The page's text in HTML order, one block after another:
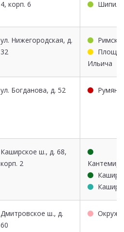
4, корп. 6
ул. Нижегородская, д.
32
Ильича
ул. Богданова, д. 52
Каширское ш., д. 68,
корп. 2
Дмитровское ш., д.
60